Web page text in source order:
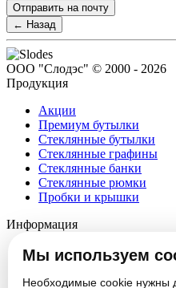
Отправить на почту
← Назад
ООО "Слодэс" © 2000 - 2026
Продукция
Акции
Премиум бутылки
Стеклянные бутылки
Стеклянные графины
Стеклянные банки
Стеклянные рюмки
Пробки и крышки
Информация
О компании
Новости
Мы используем
Необходимые cookie нужны